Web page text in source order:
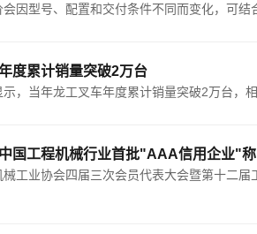
因型号、配置和交付条件不同而变化，可结
度累计销量突破2万台
示，当年龙工叉车年度累计销量突破2万台，
国工程机械行业首批"AAA信用企业"
械工业协会四届三次会员代表大会暨第十二